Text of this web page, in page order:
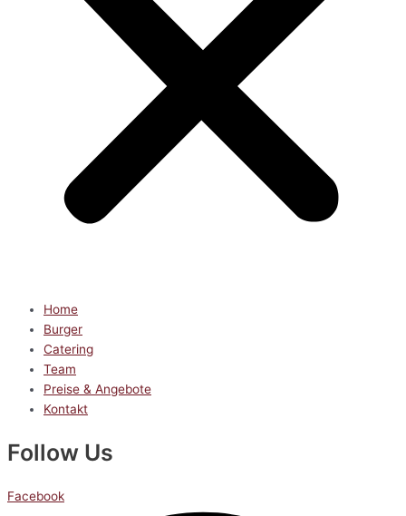
Home
Burger
Catering
Team
Preise & Angebote
Kontakt
Follow Us
Facebook